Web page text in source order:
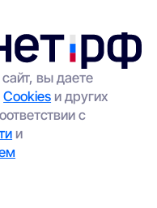
вы даете
Cookies и других
с
и